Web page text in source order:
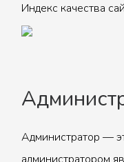
Индекс качества
Администратор —